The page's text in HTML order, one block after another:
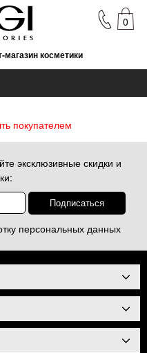
косметики
0
покупателем
эксклюзивные скидки и
персональных данных